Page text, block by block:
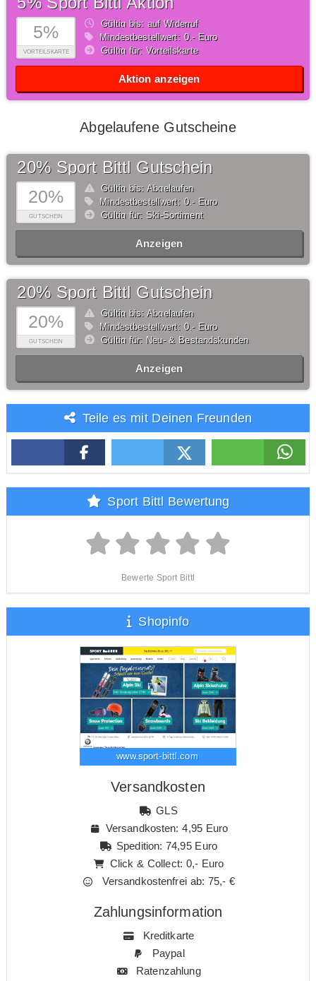
5%
VORTEILSKARTE
Gültig bis: auf Widerruf
Mindestbestellwert: 0,- Euro
Gültig für: Vorteilskarte
Aktion anzeigen
Abgelaufene Gutscheine
20%
GUTSCHEIN
20% Sport Bittl Gutschein
Gültig bis: Abgelaufen
Mindestbestellwert: 0,- Euro
Gültig für: Ski-Sortiment
Anzeigen
20%
GUTSCHEIN
20% Sport Bittl Gutschein
Gültig bis: Abgelaufen
Mindestbestellwert: 0,- Euro
Gültig für: Neu- & Bestandskunden
Anzeigen
Teile es mit Deinen Freunden
Sport Bittl Bewertung
Bewerte Sport Bittl
Shopinfo
www.sport-bittl.com
Versandkosten
GLS
Versandkosten: 4,95 Euro
Spedition: 74,95 Euro
Click & Collect: 0,- Euro
Versandkostenfrei ab: 75,- €
Zahlungsinformation
Kreditkarte
Paypal
Ratenzahlung